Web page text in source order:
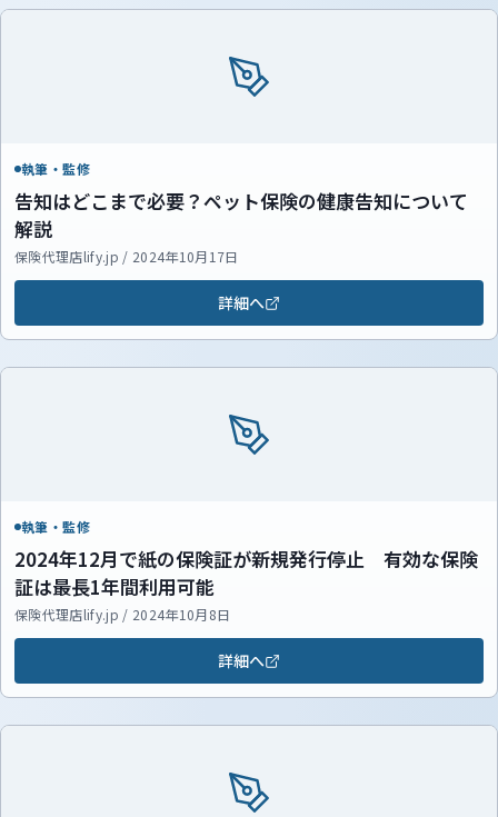
執筆・監修
告知はどこまで必要？ペット保険の健康告知について
解説
保険代理店lify.jp / 2024年10月17日
詳細へ
執筆・監修
2024年12月で紙の保険証が新規発行停止 有効な保険
証は最長1年間利用可能
保険代理店lify.jp / 2024年10月8日
詳細へ